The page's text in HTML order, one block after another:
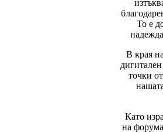
То е
В края
точки
Като
на